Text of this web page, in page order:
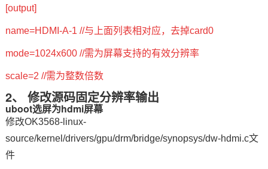
[output]
name=HDMI-A-1 //与上面列表相对应，去掉card0
mode=1024x600 //需为屏幕支持的有效分辨率
scale=2 //需为整数倍数
2、 修改源码固定分辨率输出
uboot选屏为hdmi屏幕
修改OK3568-linux-
source/kernel/drivers/gpu/drm/bridge/synopsys/dw-hdmi.c文
件